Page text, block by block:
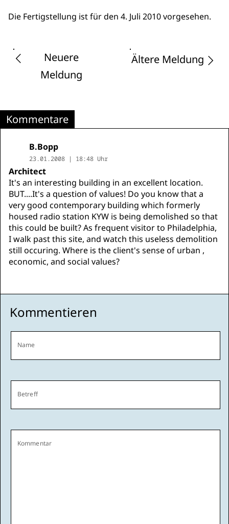
Die Fertigstellung ist für den 4. Juli 2010 vorgesehen.
Neuere
Meldung
Ältere Meldung
Kommentare
B.Bopp
23.01.2008 | 18:48 Uhr
Architect
It's an interesting building in an excellent location.
BUT....It's a question of values! Do you know that a
very good contemporary building which formerly
housed radio station KYW is being demolished so that
this could be built? As frequent visitor to Philadelphia,
I walk past this site, and watch this useless demolition
still occuring. Where is the client's sense of urban ,
economic, and social values?
Kommentieren
Name
Betreff
Kommentar